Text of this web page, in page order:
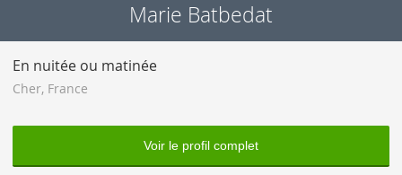
Marie Batbedat
En nuitée ou matinée
Cher, France
Voir le profil complet